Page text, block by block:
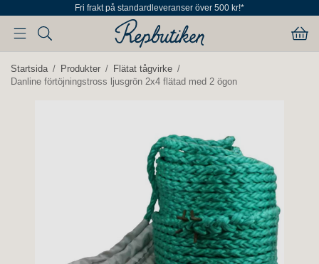
Fri frakt på standardleveranser över 500 kr!*
Startsida / Produkter / Flätat tågvirke /
Danline förtöjningstross ljusgrön 2x4 flätad med 2 ögon